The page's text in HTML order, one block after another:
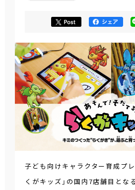
子ども向けキャラクター育成プ
くがキッズ」の国内7店舗目とな